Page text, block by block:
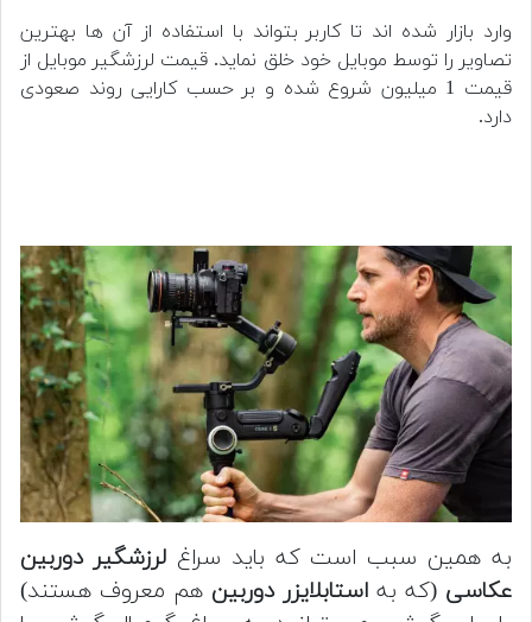
وارد بازار شده اند تا کاربر بتواند با استفاده از آن ها بهترین
تصاویر را توسط موبایل خود خلق نماید. قیمت لرزشگیر موبایل از
قیمت 1 میلیون شروع شده و بر حسب کارایی روند صعودی
دارد.
به همین سبب است که باید سراغلرزشگیر دوربین
عکاسی(که بهاستابلایزر دوربین هم معروف هستند)